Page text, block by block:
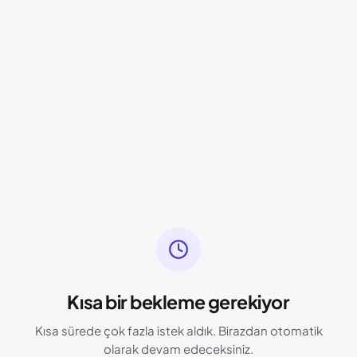
Kısa bir bekleme gerekiyor
Kısa sürede çok fazla istek aldık. Birazdan otomatik
olarak devam edeceksiniz.